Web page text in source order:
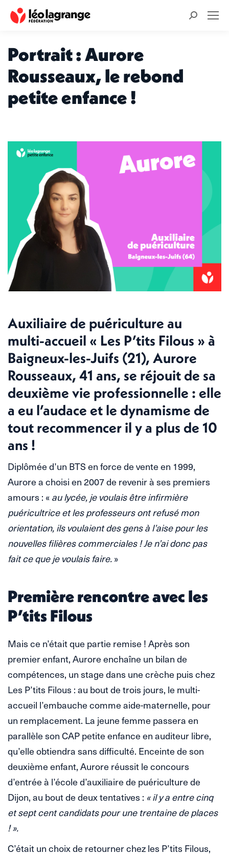
Recherche
Portrait : Aurore
Rousseaux, le rebond
petite enfance !
Auxiliaire de puériculture au
multi-accueil « Les P’tits Filous » à
Baigneux-les-Juifs (21), Aurore
Rousseaux, 41 ans, se réjouit de sa
deuxième vie professionnelle : elle
a eu l’audace et le dynamisme de
tout recommencer il y a plus de 10
ans !
Diplômée d’un BTS en force de vente en 1999,
Aurore a choisi en 2007 de revenir à ses premiers
amours : « au lycée, je voulais être infirmière
puéricultrice et les professeurs ont refusé mon
orientation, ils voulaient des gens à l’aise pour les
nouvelles filières commerciales ! Je n’ai donc pas
fait ce que je voulais faire. »
Première rencontre avec les
P’tits Filous
Mais ce n’était que partie remise ! Après son
premier enfant, Aurore enchaîne un bilan de
compétences, un stage dans une crèche puis chez
Les P’tits Filous : au bout de trois jours, le multi-
accueil l’embauche comme aide-maternelle, pour
un remplacement. La jeune femme passera en
parallèle son CAP petite enfance en auditeur libre,
qu’elle obtiendra sans difficulté. Enceinte de son
deuxième enfant, Aurore réussit le concours
d’entrée à l’école d’auxiliaire de puériculture de
Dijon, au bout de deux tentatives : « il y a entre cinq
et sept cent candidats pour une trentaine de places
! ».
C’était un choix de retourner chez les P’tits Filous,